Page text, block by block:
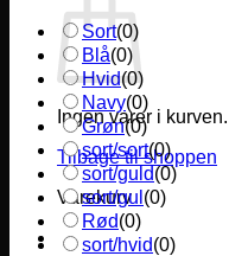
Ingen varer i kurven.
Tilbage til shoppen
Varekurv
Sort(0)
Blå(0)
Hvid(0)
Navy(0)
Grøn(0)
sort/sort(0)
sort/guld(0)
sort/gul (0)
Rød(0)
sort/hvid(0)